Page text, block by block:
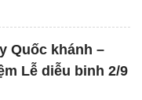
Quốc khánh –
Lễ diễu binh 2/9